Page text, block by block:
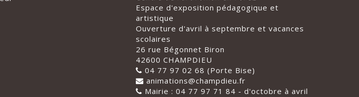
Espace d'exposition pédagogique et
artistique
Ouverture d'avril à septembre et vacances
scolaires
26 rue Bégonnet Biron
42600 CHAMPDIEU
04 77 97 02 68 (Porte Bise)
animations@champdieu.fr
Mairie : 04 77 97 71 84 - d'octobre à avril